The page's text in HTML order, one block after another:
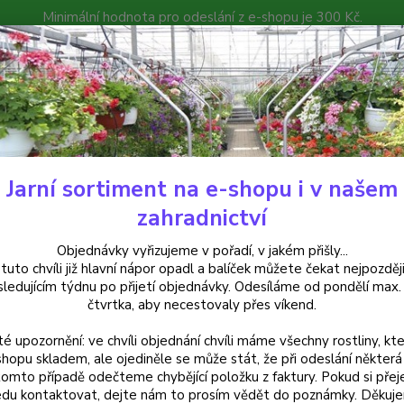
Minimální hodnota pro odeslání z e-shopu je 300 Kč.
můžete čekat nejpozději v následujícím týdnu po přijetí
Poradna Kontakty
Hledat
Pelargonie Pelargónie peltátum-fialový s bílou,muškát převislý - 1210
peltátum-fialový s
bílým
truhlík
Jarní sortiment na e-shopu i v našem
zahradnictví
Objednávky vyřizujeme v pořadí, v jakém přišly...
chvíli již hlavní nápor opadl a balíček můžete čekat
týdnu po přijetí objednávky. Odesíláme od pondělí
čtvrtka, aby necestovaly přes víkend.
upozornění: ve chvíli objednání chvíli máme všechny rostliny,
skladem, ale ojediněle se může stát, že při odeslání některá
případě odečteme chybějící položku z faktury. Pokud si
kontaktovat, dejte nám to prosím vědět do poznámky.